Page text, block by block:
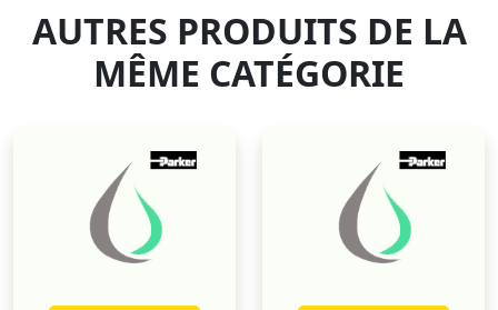
AUTRES PRODUITS DE LA
MÊME CATÉGORIE